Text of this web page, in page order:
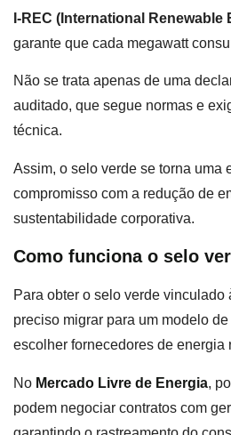
I-REC (International Renewable
garante que cada megawatt
Não se trata apenas de uma
auditado, que segue normas e
técnica.
Assim, o selo verde se torna uma
compromisso com a redução de
sustentabilidade corporativa.
Como funciona o selo
Para obter o selo verde vinculado
preciso migrar para um modelo
escolher fornecedores de energia
No Mercado Livre de Energia,
podem negociar contratos com